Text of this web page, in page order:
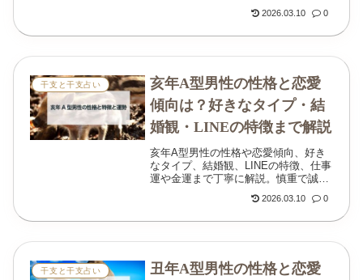
の本音がわかります。
2026.03.10 0
干支と干支占い
亥年A型男性の性格と恋愛
傾向は？好きなタイプ・結
婚観・LINEの特徴まで解説
亥年A型男性の性格や恋愛傾向、好き
なタイプ、結婚観、LINEの特徴、仕事
運や金運まで丁寧に解説。慎重で誠実
2026.03.10 0
干支と干支占い
丑年A型男性の性格と恋愛